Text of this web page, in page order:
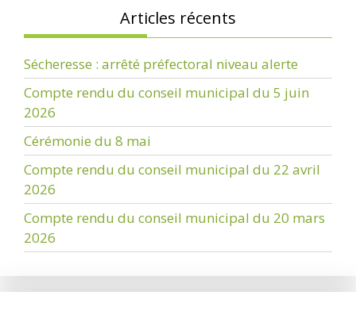
Articles récents
Sécheresse : arrêté préfectoral niveau alerte
Compte rendu du conseil municipal du 5 juin
2026
Cérémonie du 8 mai
Compte rendu du conseil municipal du 22 avril
2026
Compte rendu du conseil municipal du 20 mars
2026